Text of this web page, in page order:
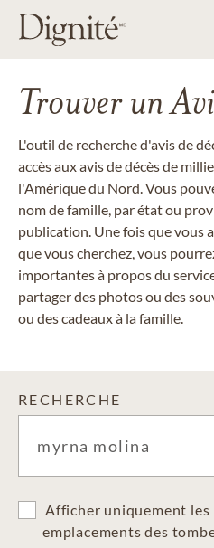
Trouver un
L'outil de recherche d'avis de
accès aux avis de décès de
l'Amérique du Nord. Vous
nom de famille, par état ou
publication. Une fois que vous
que vous cherchez, vous
importantes à propos du
partager des photos ou des
ou des cadeaux à la famille.
RECHERCHE
Afficher uniquement les
emplacements des